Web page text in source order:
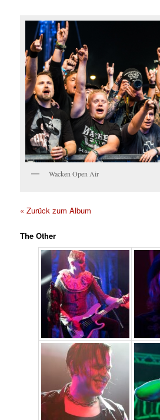
Wacken Open Air
« Zurück zum Album
The Other